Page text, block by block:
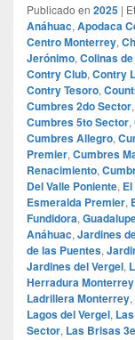
Publicado en 2025 |
Anáhuac, Apodaca
Centro Monterrey,
Jerónimo, Colinas
Contry Club, Contry
Contry Tesoro,
Cumbres 2do Sector,
Cumbres 5to Sector,
Cumbres Allegro,
Premier, Cumbres
Renacimiento,
Del Valle Poniente,
Esmeralda Premier,
Fundidora,
Anáhuac, Jardines
de las Puentes,
Jardines del Vergel,
Herradura Monterrey
Ladrillera Monterrey,
Lagos del Vergel,
Sector, Las Brisas